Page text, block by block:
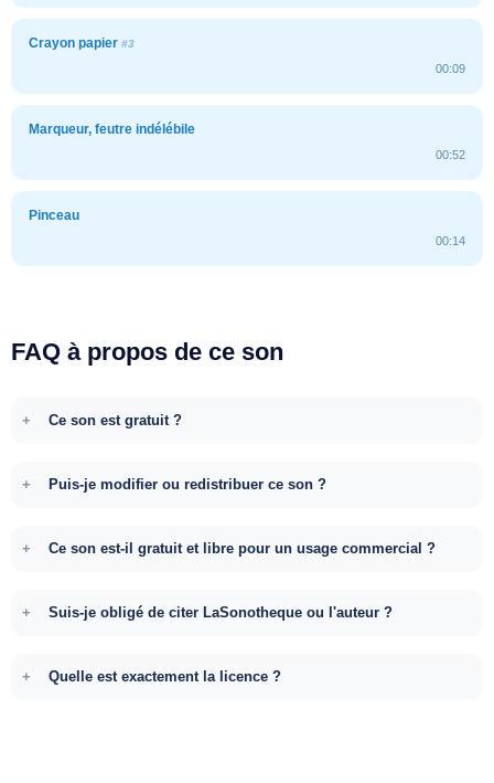
Crayon papier #3
00:09
Marqueur, feutre indélébile
00:52
Pinceau
00:14
FAQ à propos de ce son
Ce son est gratuit ?
Puis-je modifier ou redistribuer ce son ?
Ce son est-il gratuit et libre pour un usage commercial ?
Suis-je obligé de citer LaSonotheque ou l'auteur ?
Quelle est exactement la licence ?